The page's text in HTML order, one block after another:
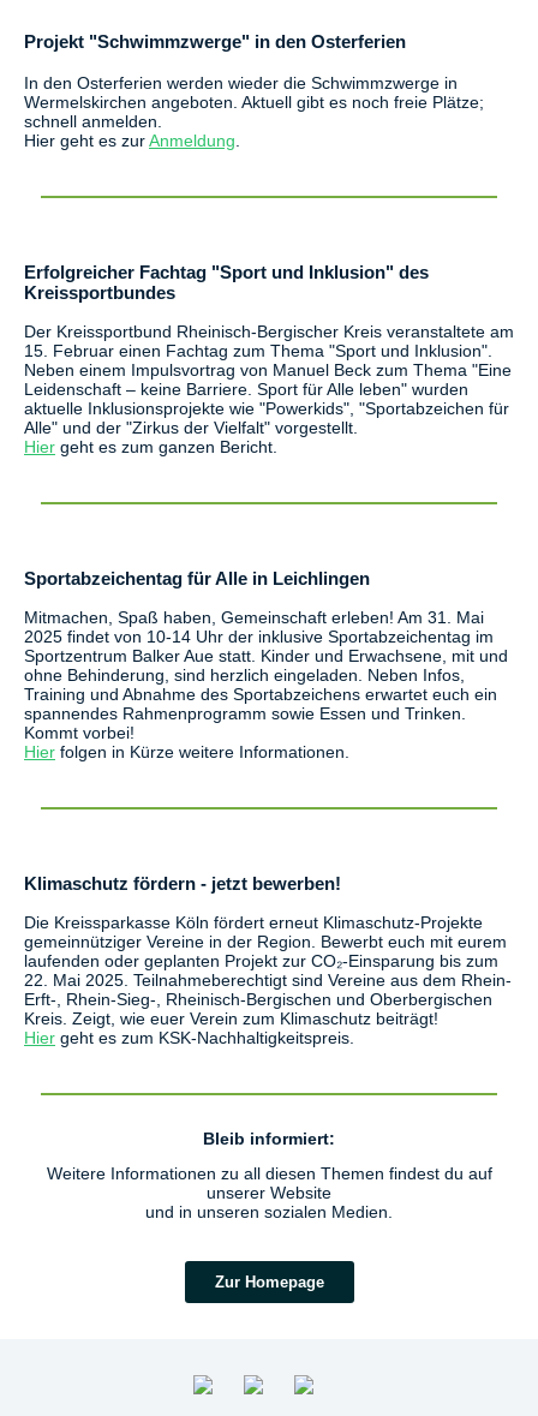
Projekt "Schwimmzwerge" in den Osterferien
In den Osterferien werden wieder die Schwimmzwerge in
Wermelskirchen angeboten. Aktuell gibt es noch freie Plätze;
schnell anmelden.
Hier geht es zurAnmeldung
Erfolgreicher Fachtag "Sport und Inklusion" des
Kreissportbundes
Der Kreissportbund Rheinisch-Bergischer Kreis veranstaltete am
15. Februar einen Fachtag zum Thema "Sport und Inklusion".
Neben einem Impulsvortrag von Manuel Beck zum Thema "Eine
Leidenschaft – keine Barriere. Sport für Alle leben" wurden
aktuelle Inklusionsprojekte wie "Powerkids", "Sportabzeichen für
Alle" und der "Zirkus der Vielfalt" vorgestellt.
Hier geht es zum ganzen Bericht.
Sportabzeichentag für Alle in Leichlingen
Mitmachen, Spaß haben, Gemeinschaft erleben! Am 31. Mai
2025 findet von 10-14 Uhr der inklusive Sportabzeichentag im
Sportzentrum Balker Aue statt. Kinder und Erwachsene, mit und
ohne Behinderung, sind herzlich eingeladen. Neben Infos,
Training und Abnahme des Sportabzeichens erwartet euch ein
spannendes Rahmenprogramm sowie Essen und Trinken.
Kommt vorbei!
Hier folgen in Kürze weitere Informationen.
Klimaschutz fördern - jetzt bewerben!
Die Kreissparkasse Köln fördert erneut Klimaschutz-Projekte
gemeinnütziger Vereine in der Region. Bewerbt euch mit eurem
laufenden oder geplanten Projekt zur CO₂-Einsparung bis zum
22. Mai 2025. Teilnahmeberechtigt sind Vereine aus dem Rhein-
Erft-, Rhein-Sieg-, Rheinisch-Bergischen und Oberbergischen
Kreis. Zeigt, wie euer Verein zum Klimaschutz beiträgt!
Hier geht es zum KSK-Nachhaltigkeitspreis.
Bleib informiert:
Weitere Informationen zu all diesen Themen findest du auf
unserer Website
und in unseren sozialen Medien.
Zur Homepage